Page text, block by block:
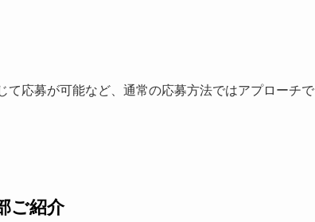
応募が可能など、通常の応募方法ではアプローチで
ご紹介